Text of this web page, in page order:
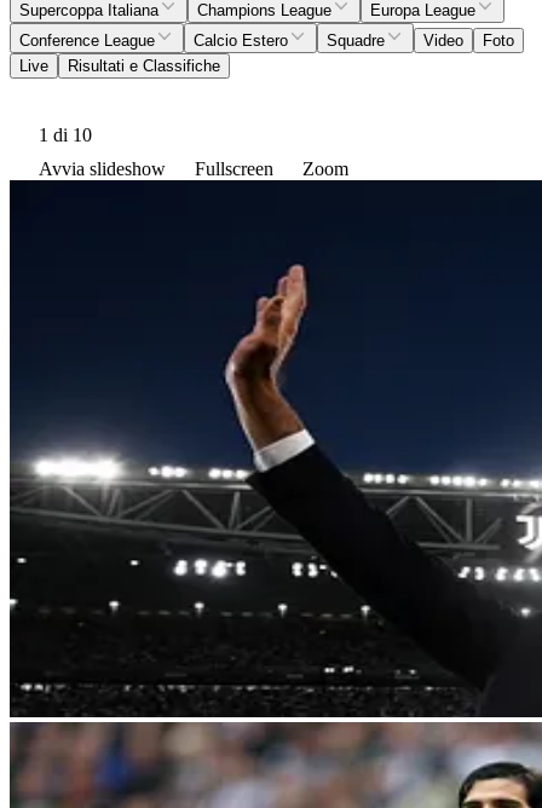
Supercoppa Italiana
Champions League
Europa League
Conference League
Calcio Estero Squadre Video
Foto
Live
Risultati e Classifiche
1 di 10
Avvia slideshow
Fullscreen Zoom